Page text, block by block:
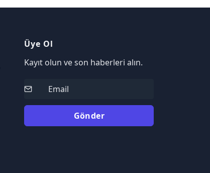
Üye Ol
Kayıt olun ve son haberleri alın.
Gönder